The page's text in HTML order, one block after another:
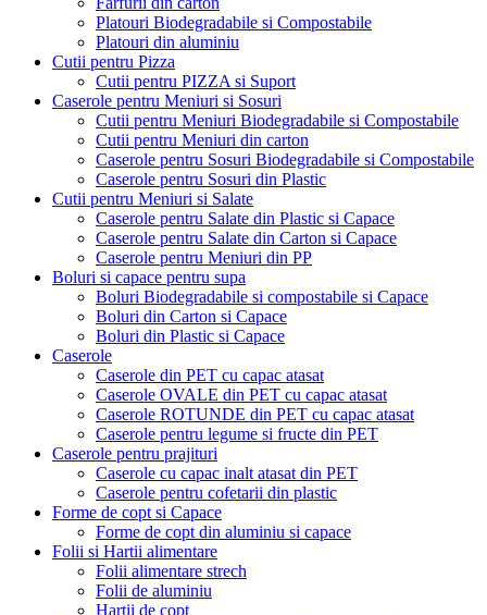
Platouri Biodegradabile si Compostabile
Platouri din aluminiu
Cutii pentru Pizza
Cutii pentru PIZZA si Suport
Caserole pentru Meniuri si Sosuri
Cutii pentru Meniuri Biodegradabile si Compostabile
Cutii pentru Meniuri din carton
Caserole pentru Sosuri Biodegradabile si Compostabile
Caserole pentru Sosuri din Plastic
Cutii pentru Meniuri si Salate
Caserole pentru Salate din Plastic si Capace
Caserole pentru Salate din Carton si Capace
Caserole pentru Meniuri din PP
Boluri si capace pentru supa
Boluri Biodegradabile si compostabile si Capace
Boluri din Carton si Capace
Boluri din Plastic si Capace
Caserole
Caserole din PET cu capac atasat
Caserole OVALE din PET cu capac atasat
Caserole ROTUNDE din PET cu capac atasat
Caserole pentru legume si fructe din PET
Caserole pentru prajituri
Caserole cu capac inalt atasat din PET
Caserole pentru cofetarii din plastic
Forme de copt si Capace
Forme de copt din aluminiu si capace
Folii si Hartii alimentare
Folii alimentare strech
Folii de aluminiu
Hartii de copt